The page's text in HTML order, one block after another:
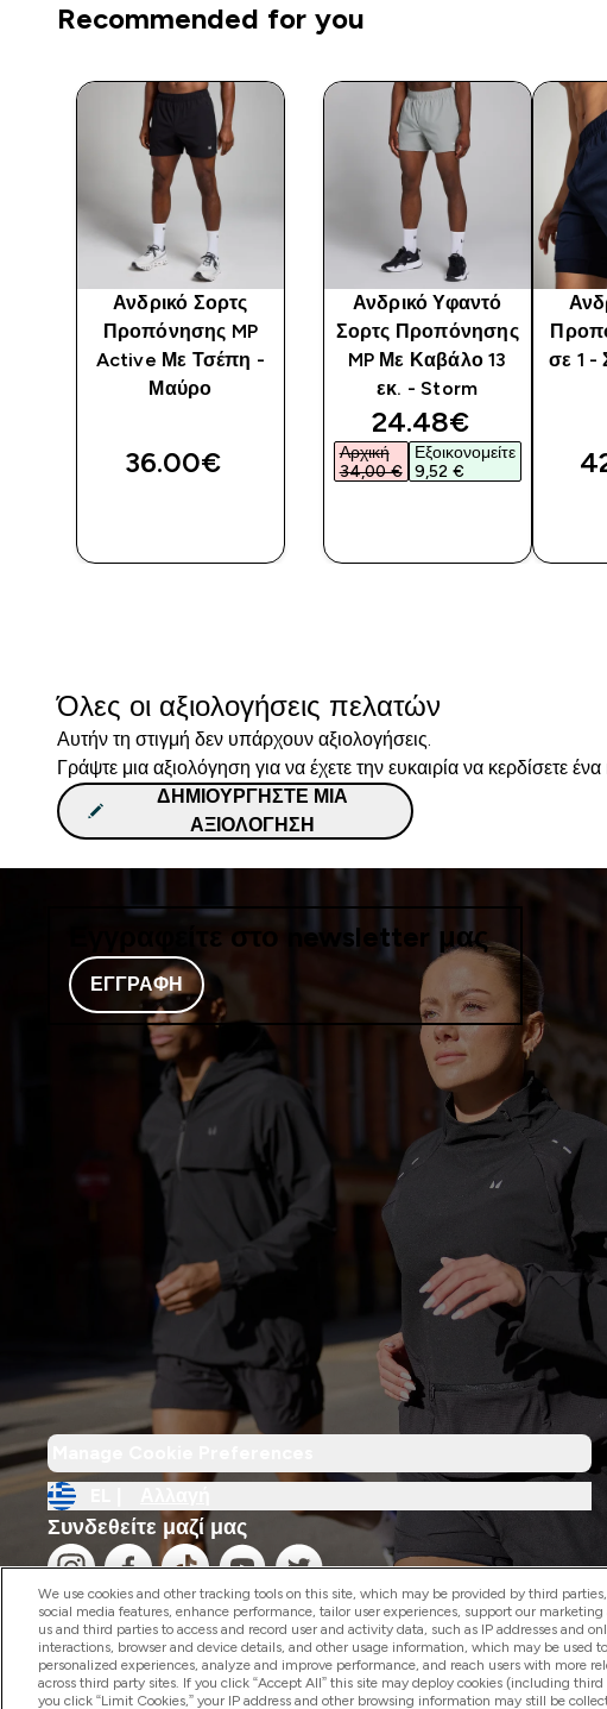
Recommended for you
Ανδρικό Σορτς
Προπόνησης MP
Active Με Τσέπη -
Μαύρο
36.00€‎
Ανδρικό Υφαντό
Σορτς Προπόνησης
MP Με Καβάλο 13
εκ. - Storm
discounted price
24.48€‎
Αρχική
34,00 €‎
Εξοικονομείτε
9,52 €‎
σε 1 -
Όλες οι αξιολογήσεις πελατών
Αυτήν τη στιγμή δεν υπάρχουν αξιολογήσεις.
Γράψτε μια αξιολόγηση για να έχετε την ευκαιρία να κερδίσετε
ΔΗΜΙΟΥΡΓΉΣΤΕ ΜΙΑ
ΑΞΙΟΛΌΓΗΣΗ
Εγγραφείτε στο newsletter μας
ΕΓΓΡΑΦΉ
Συνδεθείτε μαζί μας
2026 The Hut.com Ltd
We use cookies and other tracking tools on this site, which may be provided by third
social media features, enhance performance, tailor user experiences, support our
us and third parties to access and record user and activity data, such as IP addresses and
interactions, browser and device details, and other usage information, which may be used
personalized experiences, analyze and improve performance, and reach users with more
across third party sites. If you click “Accept All” this site may deploy cookies (including
you click “Limit Cookies,” your IP address and other browsing information may still be